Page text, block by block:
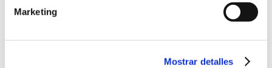
Marketing
Mostrar detalles